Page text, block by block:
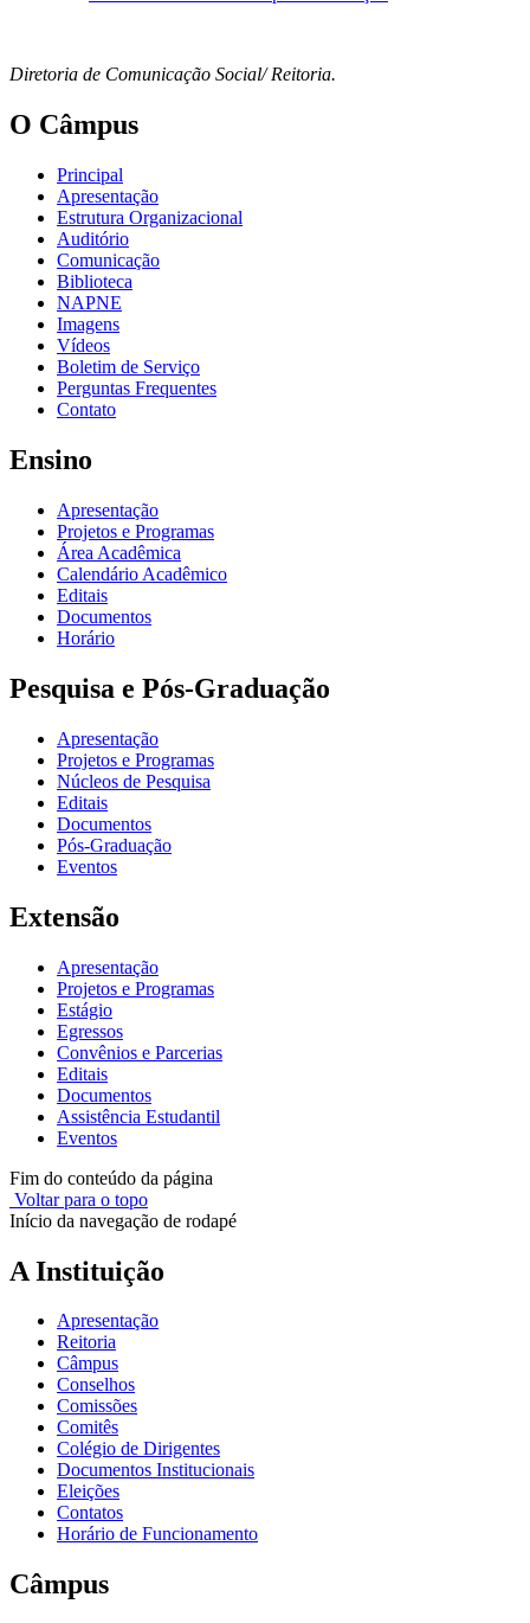
Diretoria de Comunicação Social/ Reitoria.
O Câmpus
Principal
Apresentação
Estrutura Organizacional
Auditório
Comunicação
Biblioteca
NAPNE
Imagens
Vídeos
Boletim de Serviço
Perguntas Frequentes
Contato
Ensino
Apresentação
Projetos e Programas
Área Acadêmica
Calendário Acadêmico
Editais
Documentos
Horário
Pesquisa e Pós-Graduação
Apresentação
Projetos e Programas
Núcleos de Pesquisa
Editais
Documentos
Pós-Graduação
Eventos
Extensão
Apresentação
Projetos e Programas
Estágio
Egressos
Convênios e Parcerias
Editais
Documentos
Assistência Estudantil
Eventos
Fim do conteúdo da página
Voltar para o topo
Início da navegação de rodapé
A Instituição
Apresentação
Reitoria
Câmpus
Conselhos
Comissões
Comitês
Colégio de Dirigentes
Documentos Institucionais
Eleições
Contatos
Horário de Funcionamento
Câmpus